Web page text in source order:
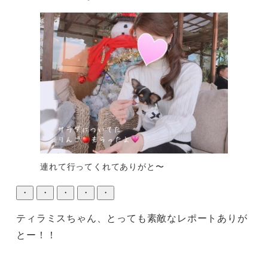
連れて行ってくれてありがと〜
・ ・ ・ ・ ・
ティラミスちゃん、とっても素敵なレポートありが
とー！！